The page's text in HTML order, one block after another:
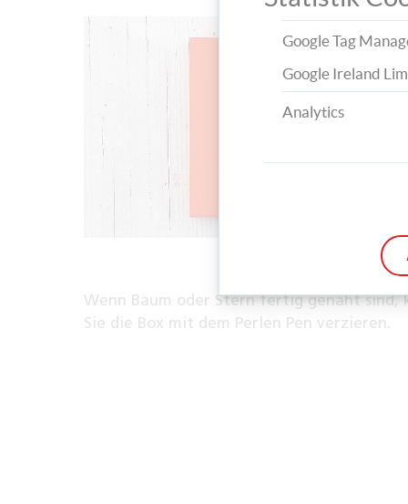
Wenn Baum oder Stern fertig genäht sind,
Sie die Box mit dem Perlen Pen verzieren.
Google Tag
Google Ireland
Analytics